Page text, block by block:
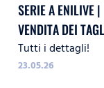
SERIE A ENILIVE
VENDITA DEI
Tutti i dettagli!
23.05.26